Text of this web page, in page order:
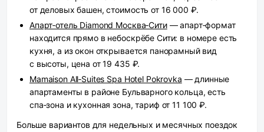
от деловых башен, стоимость от 16 000 ₽.
Апарт‑отель Diamond Москва‑Сити— апарт‑формат
находится прямо в небоскрёбе Сити: в номере есть
кухня, а из окон открывается панорамный вид
с высоты, цена от 19 435 ₽.
Mamaison All‑Suites Spa Hotel Pokrovka — длинные
апартаменты в районе Бульварного кольца, есть
спа‑зона и кухонная зона, тариф от 11 100 ₽.
Больше вариантов для недельных и месячных поездок